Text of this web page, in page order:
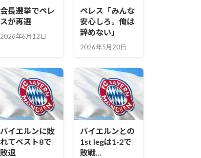
会長選挙でペレ
スが再選
2026年6月12日
ペレス「みんな
安心しろ。俺は
辞めない」
2026年5月20日
バイエルンに敗
れてベスト8で
敗退
バイエルンとの
1st legは1-2で
敗戦...